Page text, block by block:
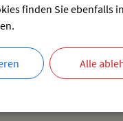
finden Sie ebenfalls
Alle